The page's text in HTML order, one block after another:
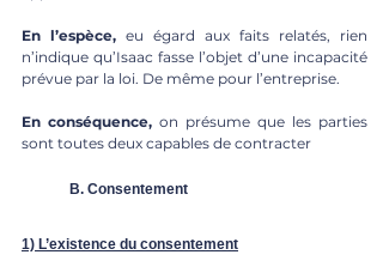
En l’espèce, eu égard aux faits relatés, rien
n’indique qu’Isaac fasse l’objet d’une incapacité
prévue par la loi. De même pour l’entreprise.
En conséquence, on présume que les parties
sont toutes deux capables de contracter
B. Consentement
1) L’existence du consentement